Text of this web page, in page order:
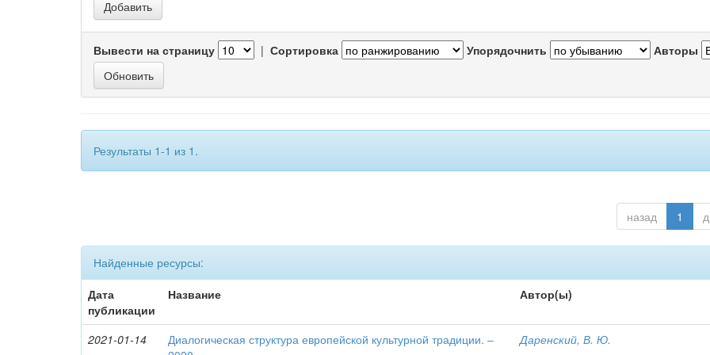
Вывести на страницу | Сортировка Упорядочнить Авторы
Результаты 1-1 из 1.
назад 1
Найденные ресурсы:
Дата
публикации
Название Автор(ы)
2021-01-14
Диалогическая структура европейской культурной традиции. –
Даренский, В. Ю.